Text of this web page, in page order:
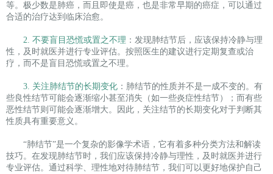
等。极少数是肺癌，而且即使是癌，也是非常早期的癌症，可以通过
合适的治疗达到临床治愈。
2. 不要盲目恐慌或置之不理 ：发现肺结节后，应该保持冷静与理
性，及时就医并进行专业评估。按照医生的建议进行定期复查或治
疗，而不是盲目恐慌或置之不理。
3. 关注肺结节的长期变化 ：肺结节的性质并不是一成不变的。有
些良性结节可能会逐渐缩小甚至消失（如一些炎症性结节）；而有些
恶性结节则可能会逐渐增大。因此，关注结节的长期变化对于判断其
性质具有重要意义。
“肺结节”是一个复杂的影像学术语，它有着多种分类方法和解读
技巧。在发现肺结节时，我们应该保持冷静与理性，及时就医并进行
专业评估。通过科学、理性地对待肺结节，我们可以更好地保护自己